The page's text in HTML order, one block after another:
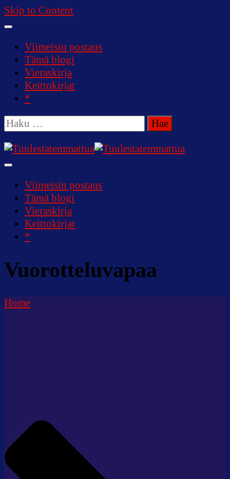
Skip to Content
Viimeisin postaus
Tämä blogi
Vieraskirja
Keittokirjat
*
Haku:
Tuulestatemmattua
Viimeisin postaus
Tämä blogi
Vieraskirja
Keittokirjat
*
Vuorotteluvapaa
Home